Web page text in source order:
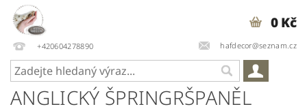
+420604278890 hafdecor@seznam.cz
0 Kč
ANGLICKÝ ŠPRINGRŠPANĚL